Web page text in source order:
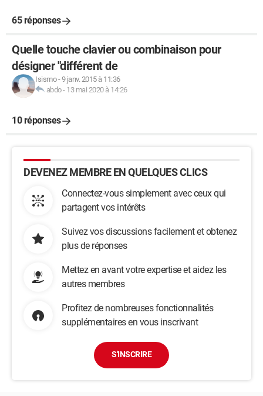
65 réponses
Quelle touche clavier ou combinaison pour
désigner "différent de
Isismo-9 janv. 2015 à 11:36
abdo- 13 mai 2020 à 14:26
10 réponses
DEVENEZ MEMBRE EN QUELQUES CLICS
Connectez-vous simplement avec ceux qui
partagent vos intérêts
Suivez vos discussions facilement et obtenez
plus de réponses
Mettez en avant votre expertise et aidez les
autres membres
Profitez de nombreuses fonctionnalités
supplémentaires en vous inscrivant
S'INSCRIRE